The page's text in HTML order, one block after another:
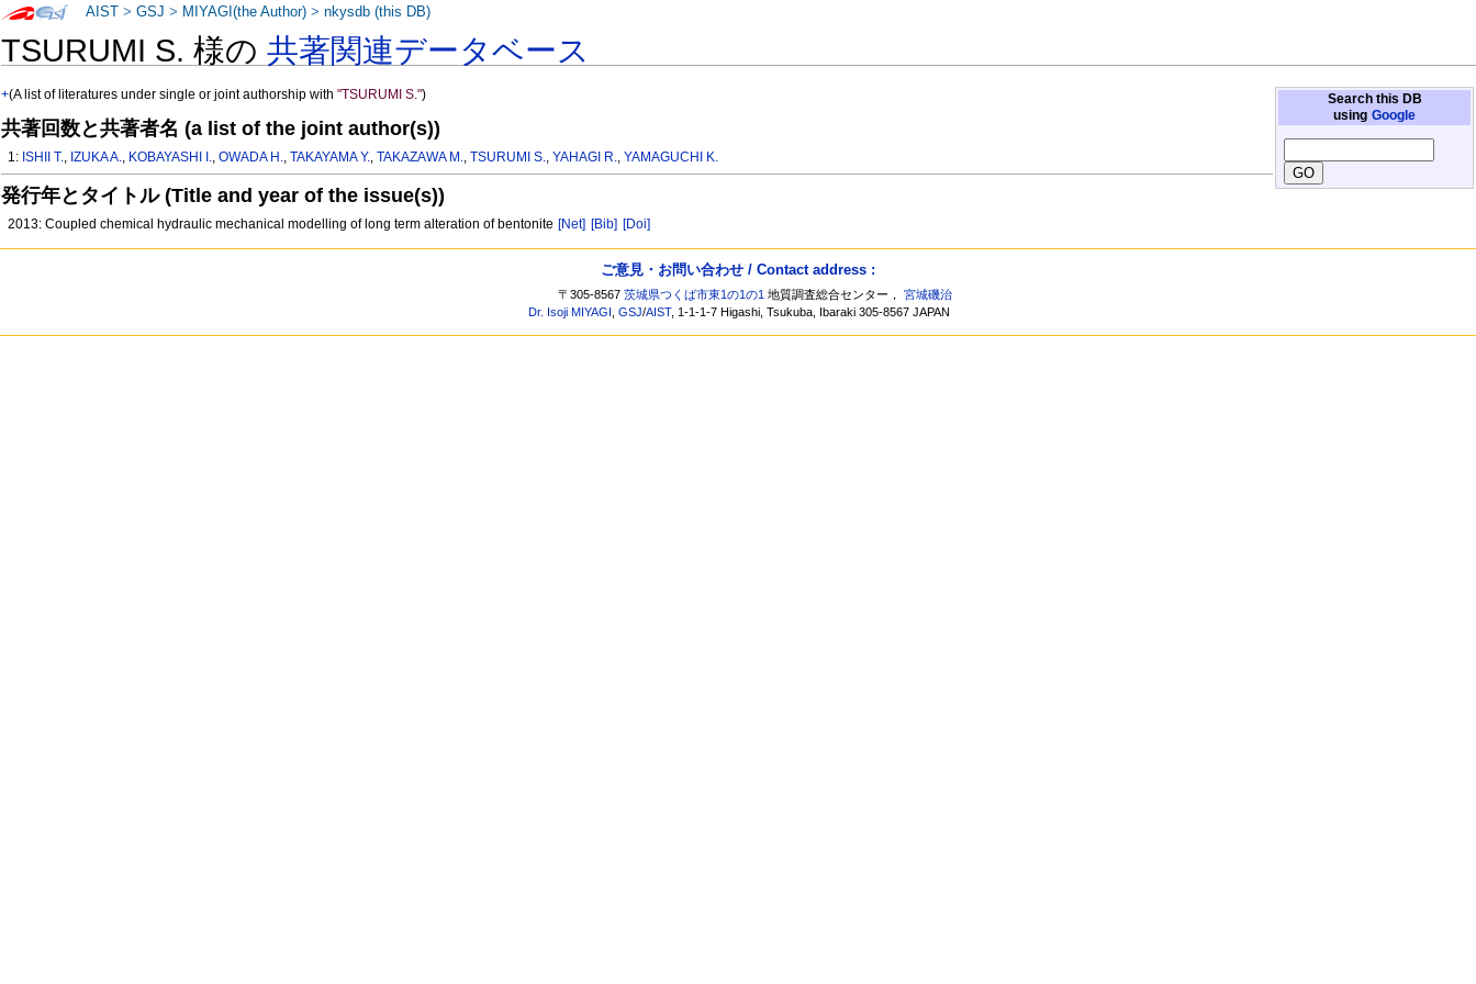
TSURUMI S. 様の共著関連データベース
Search this DB
using Google
+(A list of literatures under single or joint authorship with"TSURUMI S.")
共著回数と共著者名 (a list of the joint author(s))
1: ISHII T., IZUKA A., KOBAYASHI I.,OWADA H.,TAKAYAMA Y.,TAKAZAWA M.,TSURUMI S.,YAHAGI R.,YAMAGUCHI K.
発行年とタイトル (Title and year of the issue(s))
2013: Coupled chemical hydraulic mechanical modelling of long term alteration of bentonite [Net] [Bib] [Doi]
AIST >GSJ > MIYAGI(the Author) >nkysdb (this DB)
ご意見・お問い合わせ / Contact address :
〒305-8567茨城県つくば市東1の1の1 地質調査総合センター，宮城磯治
Dr. Isoji MIYAGI ,GSJ/AIST, 1-1-1-7 Higashi, Tsukuba, Ibaraki 305-8567 JAPAN